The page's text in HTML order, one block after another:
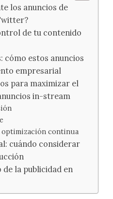
los anuncios de
de tu contenido
cómo estos anuncios
empresarial
para maximizar el
in-stream
continua
cuándo considerar
la publicidad en